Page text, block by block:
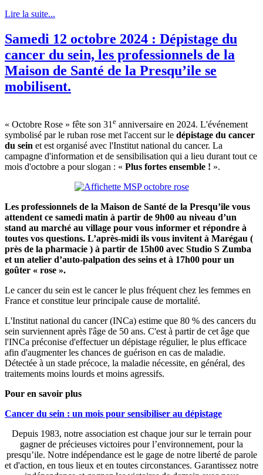
Lire la suite...
Samedi 12 octobre 2024 : Dépistage du
cancer du sein, les professionnels de la
Maison de Santé de la Presqu’ile se
mobilisent.
« Octobre Rose » fête son 31 e anniversaire en 2024. L'événement
symbolisé par le ruban rose met l'accent sur le dépistage du cancer
du sein et est organisé avec l'Institut national du cancer. La
campagne d'information et de sensibilisation qui a lieu durant tout ce
mois d'octobre a pour slogan : « Plus fortes ensemble ! ».
Les professionnels de la Maison de Santé de la Presqu’ile vous
attendent ce samedi matin à partir de 9h00 au niveau d’un
stand au marché au village pour vous informer et répondre à
toutes vos questions. L’après-midi ils vous invitent à Marégau (
près de la pharmacie ) à partir de 15h00 avec Studio S Zumba
et un atelier d’auto-palpation des seins et à 17h00 pour un
goûter « rose ».
Le cancer du sein est le cancer le plus fréquent chez les femmes en
France et constitue leur principale cause de mortalité.
L'Institut national du cancer (INCa) estime que 80 % des cancers du
sein surviennent après l'âge de 50 ans. C'est à partir de cet âge que
l'INCa préconise d'effectuer un dépistage régulier, le plus efficace
afin d'augmenter les chances de guérison en cas de maladie.
Détectée à un stade précoce, la maladie nécessite, en général, des
traitements moins lourds et moins agressifs.
Pour en savoir plus
Cancer du sein : un mois pour sensibiliser au dépistage
Depuis 1983, notre association est chaque jour sur le terrain pour
gagner de précieuses victoires pour l’environnement, pour la
presqu’ile. Notre indépendance est le gage de notre liberté de parole
et d'action, en tous lieux et en toutes circonstances. Garantissez notre